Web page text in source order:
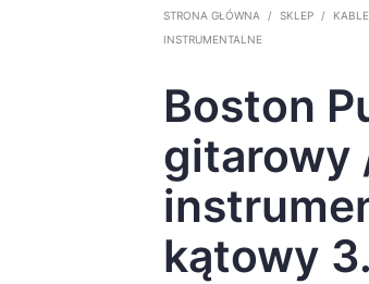
STRONA GŁÓWNA / SKLEP /
INSTRUMENTALNE
Boston
gitarowy
kątowy